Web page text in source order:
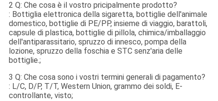
2 Q: Che cosa è il vostro pricipalmente prodotto?
: Bottiglia elettronica della sigaretta, bottiglie dell'animale
domestico, bottiglie di PE/PP, insieme di viaggio, barattoli,
capsule di plastica, bottiglie di pillola, chimica/imballaggio
dell'antiparassitario, spruzzo di innesco, pompa della
lozione, spruzzo della foschia e STC senz'aria delle
bottiglie.;
3 Q: Che cosa sono i vostri termini generali di pagamento?
: L/C, D/P, T/T, Western Union, grammo dei soldi, E-
controllante, visto;